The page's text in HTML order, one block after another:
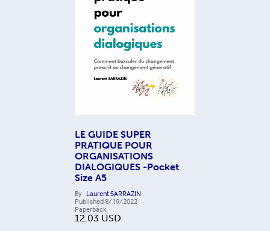
LE GUIDE SUPER
PRATIQUE POUR
ORGANISATIONS
DIALOGIQUES -Pocket
Size A5
By Laurent SARRAZIN
Published8/19/2022
Paperback
12.03 USD